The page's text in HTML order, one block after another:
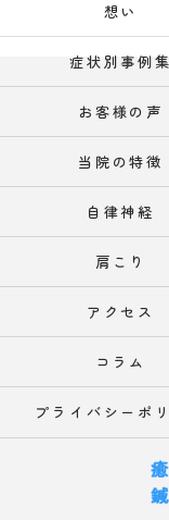
想い
症状別事例集
お客様の声
当院の特徴
自律神経
肩こり
アクセス
コラム
プライバシーポ